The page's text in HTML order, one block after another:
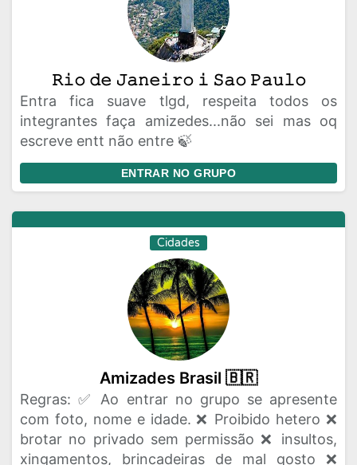
𝚁𝚒𝚘 𝚍𝚎 𝙹𝚊𝚗𝚎𝚒𝚛𝚘 𝚒 𝚂𝚊𝚘 𝙿𝚊𝚞𝚕𝚘
Entra fica suave tlgd, respeita todos os
integrantes faça amizedes...não sei mas oq
escreve entt não entre 🍃
ENTRAR NO GRUPO
Cidades
Amizades Brasil 🇧🇷
Regras: ✅ Ao entrar no grupo se apresente
com foto, nome e idade. ❌ Proibido hetero ❌
brotar no privado sem permissão ❌ insultos,
xingamentos, brincadeiras de mal gosto ❌